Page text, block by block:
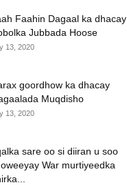
Faahin Dagaal ka dhacay
Jubbada Hoose
13, 2020
goordhow ka dhacay
Muqdisho
13, 2020
sare oo si diiran u soo
War murtiyeedka